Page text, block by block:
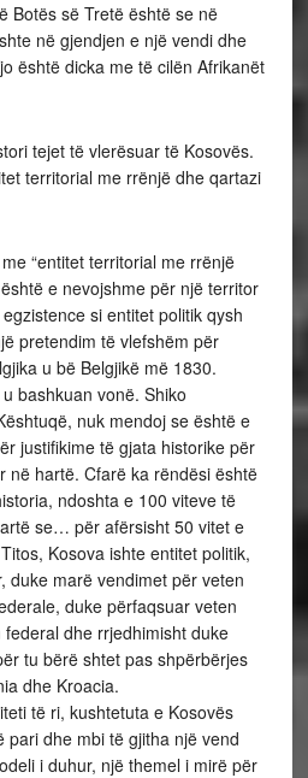
Botës së Tretë është se në
në gjendjen e një vendi dhe
është dicka me të cilën Afrikanët
tejet të vlerësuar të Kosovës.
territorial me rrënjë dhe qartazi
“entitet territorial me rrënjë
e nevojshme për një territor
si entitet politik qysh
pretendim të vlefshëm për
u bë Belgjikë më 1830.
bashkuan vonë. Shiko
nuk mendoj se është e
justifikime të gjata historike për
në hartë. Cfarë ka rëndësi është
ndoshta e 100 viteve të
se… për afërsisht 50 vitet e
Kosova ishte entitet politik,
duke marë vendimet për veten
duke përfaqsuar veten
dhe rrjedhimisht duke
tu bërë shtet pas shpërbërjes
dhe Kroacia.
të ri, kushtetuta e Kosovës
pari dhe mbi të gjitha një vend
i duhur, një themel i mirë për